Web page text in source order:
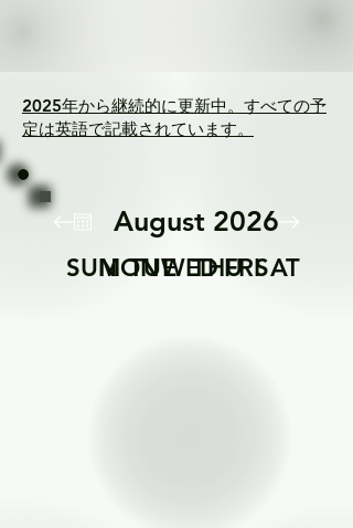
2025年から継続的に更新中。すべての予
定は英語で記載されています。
August 2026
SUNMON
TUEWEDTHUFRISAT